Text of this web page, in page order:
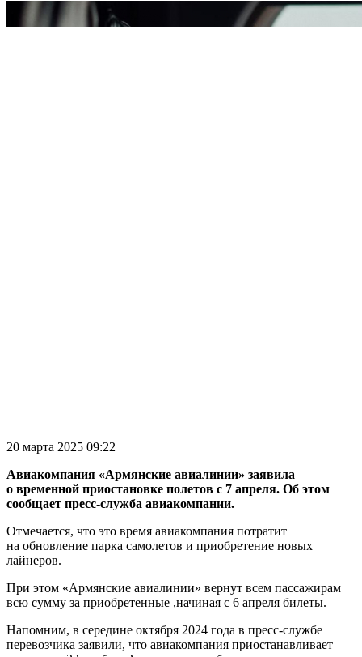
20 марта 2025 09:22
Авиакомпания «Армянские авиалинии» заявила
о временной приостановке полетов с 7 апреля. Об этом
сообщает пресс-служба авиакомпании.
Отмечается, что это время авиакомпания потратит
на обновление парка самолетов и приобретение новых
лайнеров.
При этом «Армянские авиалинии» вернут всем пассажирам
всю сумму за приобретенные ,начиная с 6 апреля билеты.
Напомним, в середине октября 2024 года в пресс-службе
перевозчика заявили, что авиакомпания приостанавливает